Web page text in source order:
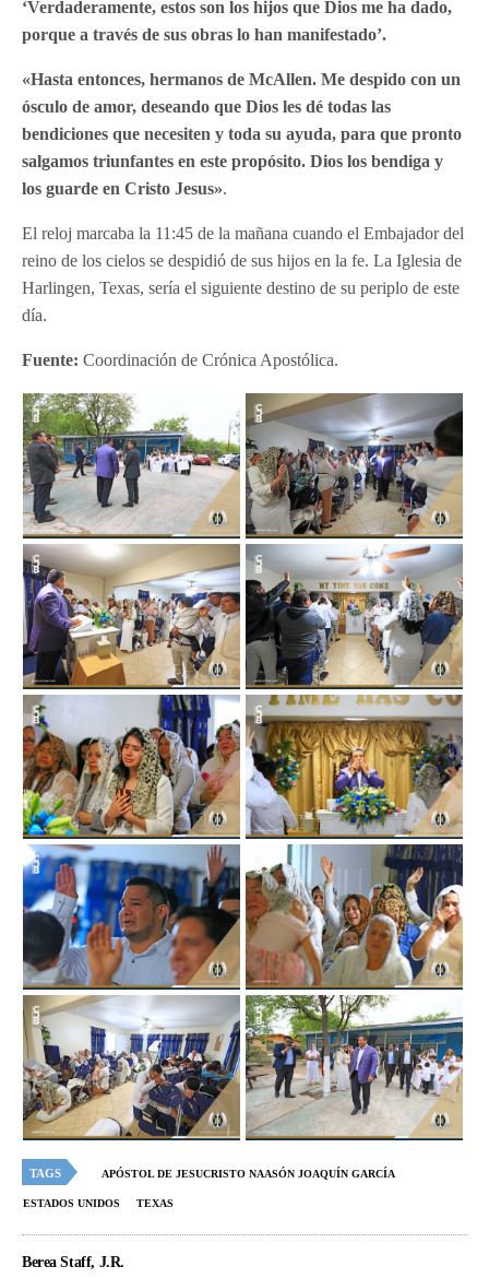
‘Verdaderamente, estos son los hijos que Dios me ha dado,
porque a través de sus obras lo han manifestado’.
«Hasta entonces, hermanos de McAllen. Me despido con un
ósculo de amor, deseando que Dios les dé todas las
bendiciones que necesiten y toda su ayuda, para que pronto
salgamos triunfantes en este propósito. Dios los bendiga y
los guarde en Cristo Jesus».
El reloj marcaba la 11:45 de la mañana cuando el Embajador del
reino de los cielos se despidió de sus hijos en la fe. La Iglesia de
Harlingen, Texas, sería el siguiente destino de su periplo de este
día.
Fuente: Coordinación de Crónica Apostólica.
TAGS APÓSTOL DE JESUCRISTO NAASÓN JOAQUÍN GARCÍA
ESTADOS UNIDOS TEXAS
Berea Staff, J.R.